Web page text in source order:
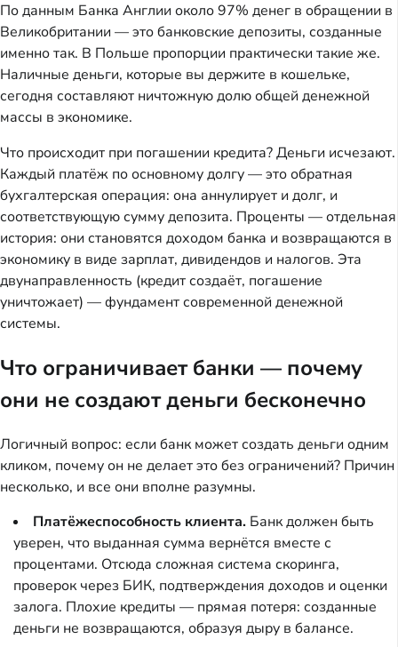
По данным Банка Англии около 97% денег в обращении в
Великобритании — это банковские депозиты, созданные
именно так. В Польше пропорции практически такие же.
Наличные деньги, которые вы держите в кошельке,
сегодня составляют ничтожную долю общей денежной
массы в экономике.
Что происходит при погашении кредита? Деньги исчезают.
Каждый платёж по основному долгу — это обратная
бухгалтерская операция: она аннулирует и долг, и
соответствующую сумму депозита. Проценты — отдельная
история: они становятся доходом банка и возвращаются в
экономику в виде зарплат, дивидендов и налогов. Эта
двунаправленность (кредит создаёт, погашение
уничтожает) — фундамент современной денежной
системы.
Что ограничивает банки — почему
они не создают деньги бесконечно
Логичный вопрос: если банк может создать деньги одним
кликом, почему он не делает это без ограничений? Причин
несколько, и все они вполне разумны.
Платёжеспособность клиента. Банк должен быть
уверен, что выданная сумма вернётся вместе с
процентами. Отсюда сложная система скоринга,
проверок через БИК, подтверждения доходов и оценки
залога. Плохие кредиты — прямая потеря: созданные
деньги не возвращаются, образуя дыру в балансе.